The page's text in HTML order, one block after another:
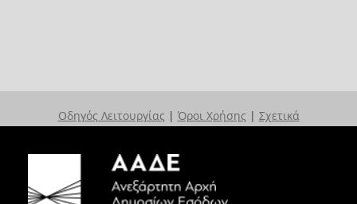
Οδηγός Λειτουργίας | Όροι Χρήσης | Σχετικά